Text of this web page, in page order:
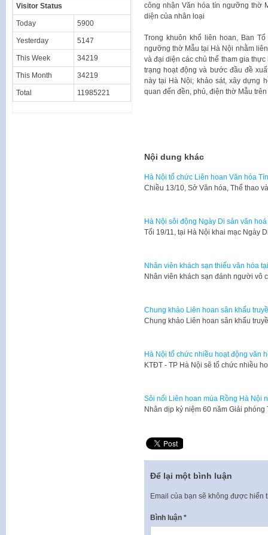
công nhận Văn hóa tín ngưỡng thờ
diện của nhân loại
Trong khuôn khổ liên hoan, Ban
ngưỡng thờ Mẫu tại Hà Nội nhằm
và đại diện các chủ thể tham gia
trạng hoạt động và bước đầu đề
này tại Hà Nội; khảo sát, xây dựng
quan đến đền, phủ, điện thờ Mẫu
Nội dung khác
Hà Nội tổ chức Liên hoan Văn hóa
​Chiều 13/10, Sở Văn hóa, Thể thao
Hà Nội sôi động Ngày Di sản văn
​Tối 19/11, tại Hà Nội khai mạc Ngày
Nhân viên khách sạn thiếu văn hóa
​Nhân viên khách sạn đánh người vô
Chung khảo Liên hoan sân khấu
​Chung khảo Liên hoan sân khấu
Hà Nội tổ chức nhiều hoạt động văn
​KTĐT - TP Hà Nội sẽ tổ chức nhiều
Sôi nổi Liên hoan múa Rồng Hà Nội
​Nhân dịp kỷ niệm 60 năm Giải
Để lại một bình luận
Email của bạn sẽ không được hiển
Bình luận *
Visitor Status
Today 5900
Yesterday 5147
This Week 34219
This Month 34219
Total 11985221